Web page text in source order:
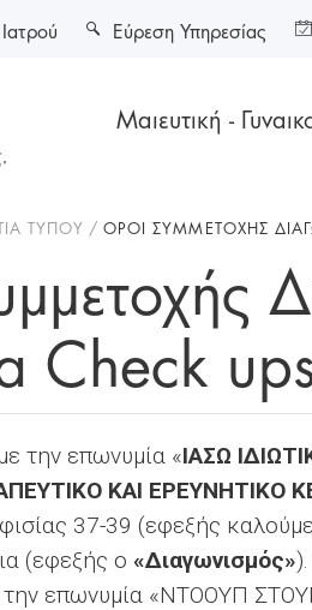
Μαιευτική -
Εύρεση Υπηρεσίας
ΤΎΠΟΥ ΌΡΟΙ ΣΥΜΜΕΤΟΧΉΣ
Check
την επωνυμία «ΙΑΣΩ
ΚΑΙ ΕΡΕΥΝΗΤΙΚΟ
37-39 (εφεξής
(εφεξής ο «Διαγωνισμός»
την επωνυμία «ΝΤΟΟΥΠ